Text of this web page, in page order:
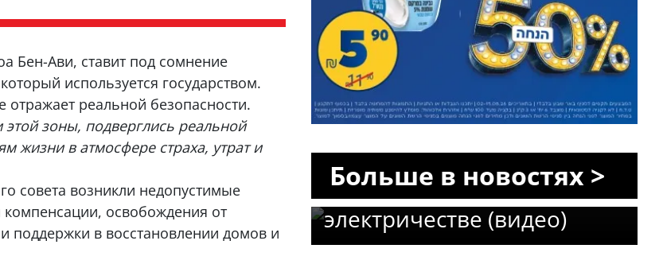
Бен-Ави, ставит под сомнение
используется государством.
реальной безопасности.
зоны, подверглись реальной
жизни в атмосфере страха, утрат и
совета возникли недопустимые
компенсации, освобождения от
поддержки в восстановлении домов и
Больше в новостях >
Шалом: нелегальная АЗС
работала на ворованном
электричестве (видео)